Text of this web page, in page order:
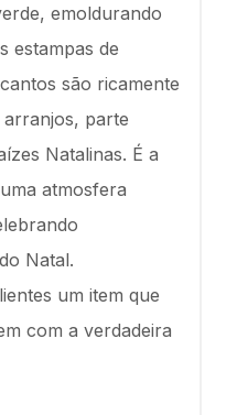
emoldurando
estampas de
são ricamente
parte
Natalinas. É a
atmosfera
Natal.
um item que
com a verdadeira